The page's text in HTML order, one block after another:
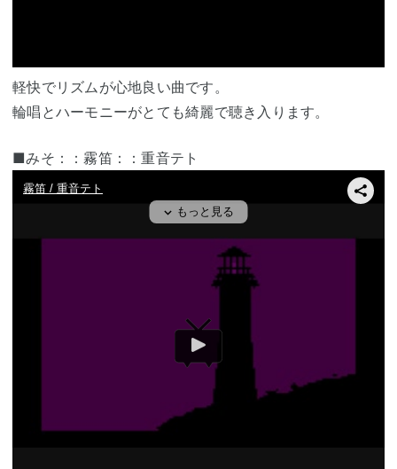
軽快でリズムが心地良い曲です。
輪唱とハーモニーがとても綺麗で聴き入ります。
■みそ：：霧笛：：重音テト